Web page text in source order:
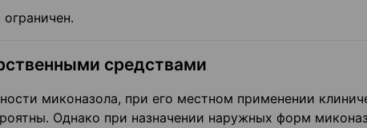
средствами
миконазола, при его местном применении
Однако при назначении наружных форм